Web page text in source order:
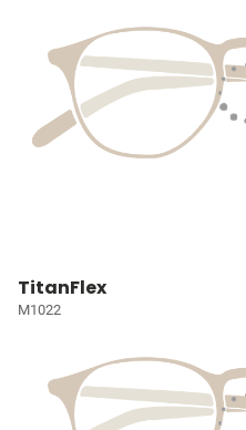
TitanFlex
M1022